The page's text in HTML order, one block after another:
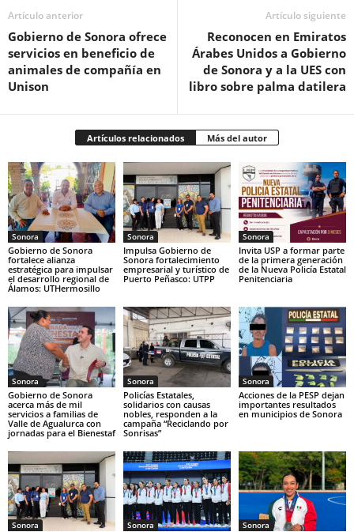
Artículo anterior
Gobierno de Sonora ofrece
servicios en beneficio de
animales de compañía en
Unison
Artículo siguiente
Reconocen en Emiratos
Árabes Unidos a Gobierno
de Sonora y a la UES con
libro sobre palma datilera
Artículos relacionados Más del autor
Sonora
Gobierno de Sonora
fortalece alianza
estratégica para impulsar
el desarrollo regional de
Álamos: UTHermosillo
Sonora
Impulsa Gobierno de
Sonora fortalecimiento
empresarial y turístico de
Puerto Peñasco: UTPP
Sonora
Invita USP a formar parte
de la primera generación
de la Nueva Policía Estatal
Penitenciaria
Sonora
Gobierno de Sonora
acerca más de mil
servicios a familias de
Valle de Agualurca con
jornadas para el Bienestaf
Sonora
Policías Estatales,
solidarios con causas
nobles, responden a la
campaña “Reciclando por
Sonrisas”
Sonora
Acciones de la PESP dejan
importantes resultados
en municipios de Sonora
Sonora Sonora Sonora